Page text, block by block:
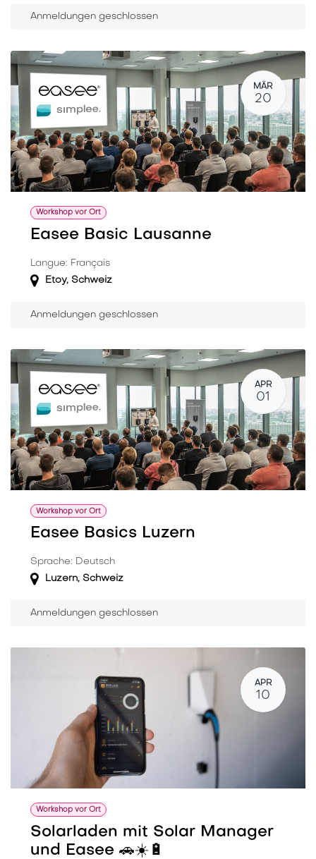
Anmeldungen geschlossen
MÄR
20
Workshop vor Ort
Easee Basic Lausanne
Langue: Français
Etoy, Schweiz
Anmeldungen geschlossen
APR
01
Workshop vor Ort
Easee Basics Luzern
Sprache: Deutsch
Luzern, Schweiz
Anmeldungen geschlossen
APR
10
Workshop vor Ort
Solarladen mit Solar Manager
und Easee 🚗☀️🔋